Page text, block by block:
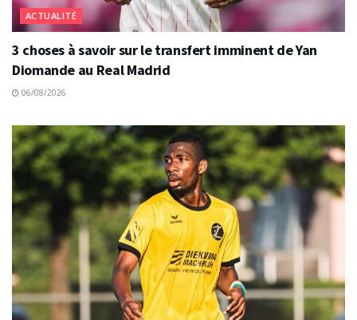
ACTUALITÉ
3 choses à savoir sur le transfert imminent de Yan
Diomande au Real Madrid
06/08/2026